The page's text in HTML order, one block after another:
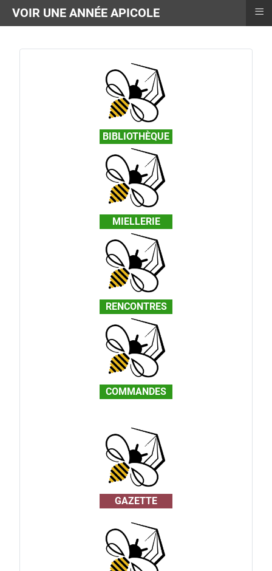
BIBLIOTHÈQUE
MIELLERIE
RENCONTRES
COMMANDES
GAZETTE
VOIR UNE ANNÉE APICOLE ≡